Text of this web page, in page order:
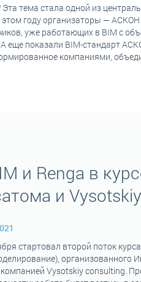
Эта тема стала одной из
году организаторы —
уже работающих в BIM с
еще показали BIM-стандарт
компаниями,
и Renga в
и
стартовал второй поток
Vysotskiy consulting.